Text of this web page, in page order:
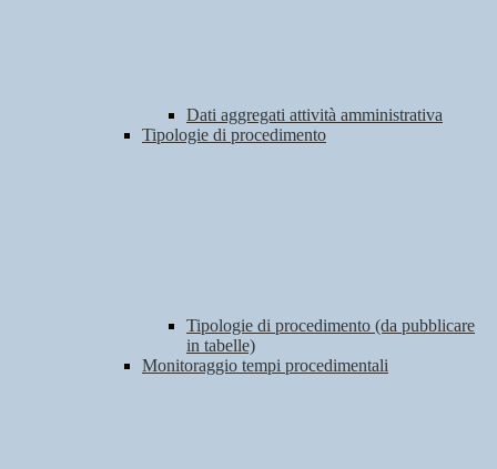
Dati aggregati attività amministrativa
Tipologie di procedimento
Tipologie di procedimento (da pubblicare
in tabelle)
Monitoraggio tempi procedimentali